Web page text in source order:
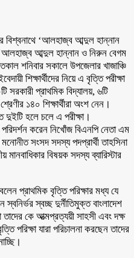
বিশ্বনাথে ‘আলহাজ্ব আব্দুল হান্নান
আব্দুল হান্নান ও নিরুন বেগম
শনিবার সকালে উপজেলার খাজাঞ্চি
শিক্ষার্থীদের নিয়ে এ বৃত্তি পরীক্ষা
সরকারী প্রাথমিক বিদ্যালয়, ৬টি
১৪০ শিক্ষার্থীরা অংশ নেন।
দুইটি হলে চলে এ পরীক্ষা।
করেন নিখোঁজ বিএনপি নেতা এম
সংসদ সদস্য পদপ্রার্থী তাহসিনা
মানবাধিকার বিষয়ক সদস্য ব্যারিস্টার
প্রাথমিক বৃত্তি পরিক্ষার মধ্য যে
স্বনির্ভর স্বচ্ছ দুর্নীতিমুক্ত বাংলাদেশ
তাদের কে আত্মপ্রত্যয়ী সাহসী এবং দক্ষ
পরিক্ষা যারা পরিচালনা করছেন তাদের